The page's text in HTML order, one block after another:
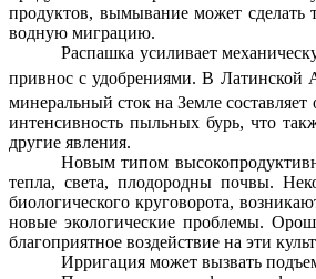
продуктов, вымывание может сделать
водную миграцию.
Распашка усиливает
привнос с удобрениями. В Латинской
минеральный сток на Земле
интенсивность пыльных бурь, что
другие явления.
Новым типом
тепла, света, плодородны почвы.
биологического круговорота,
новые экологические проблемы.
благоприятное воздействие на эти
Ирригация может вызвать